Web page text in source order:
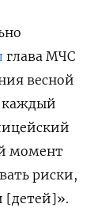
глава МЧС
весной
каждый
момент
риски,
[детей]».